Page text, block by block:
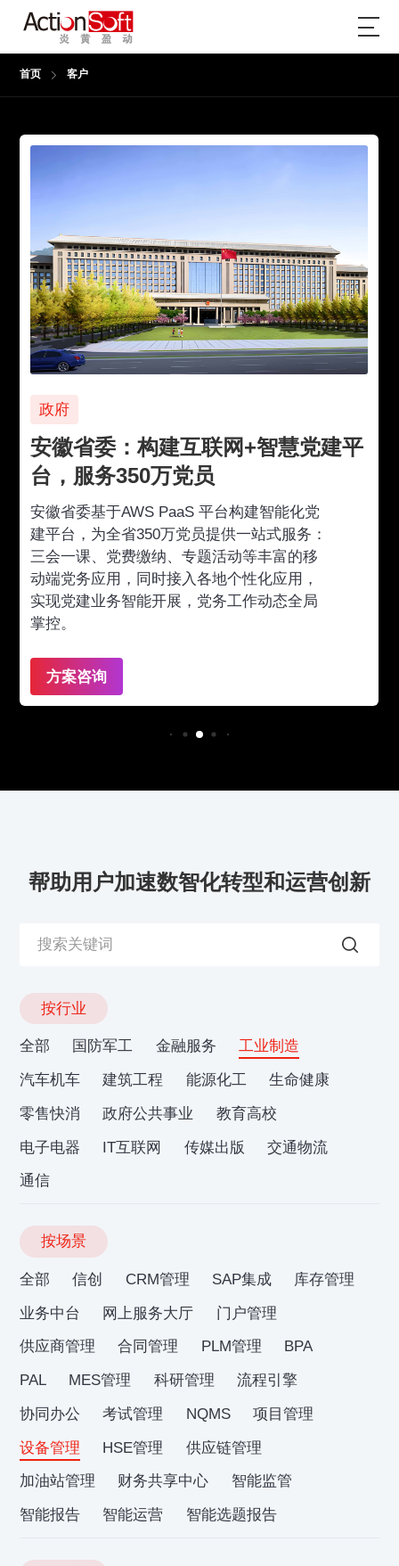
首页 客户
政府
安徽省委：构建互联网+智慧党建平
台，服务350万党员
安徽省委基于AWS PaaS 平台构建智能化党
建平台，为全省350万党员提供一站式服务：
三会一课、党费缴纳、专题活动等丰富的移
动端党务应用，同时接入各地个性化应用，
实现党建业务智能开展，党务工作动态全局
掌控。
方案咨询
帮助用户加速数智化转型和运营创新
按行业
全部 国防军工 金融服务
工业制造
汽车机车
建筑工程 能源化工
生命健康
零售快消
政府公共事业
教育高校
电子电器
IT互联网 传媒出版
交通物流
通信
按场景
全部 信创 CRM管理 SAP集成
库存管理
业务中台
网上服务大厅
门户管理
供应商管理
合同管理 PLM管理
BPA
PAL
MES管理 科研管理
流程引擎
协同办公
考试管理 NQMS
项目管理
设备管理
HSE管理
供应链管理
加油站管理
财务共享中心
智能监管
智能报告
智能运营 智能选题报告